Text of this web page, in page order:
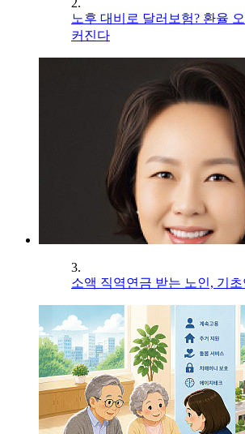
2.
노후 대비로 달러보험? 환율
커진다
3.
소액 직역연금 받는 노인, 기